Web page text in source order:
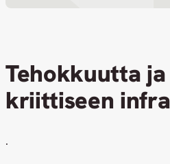
Tehokkuutta
kriittiseen
.